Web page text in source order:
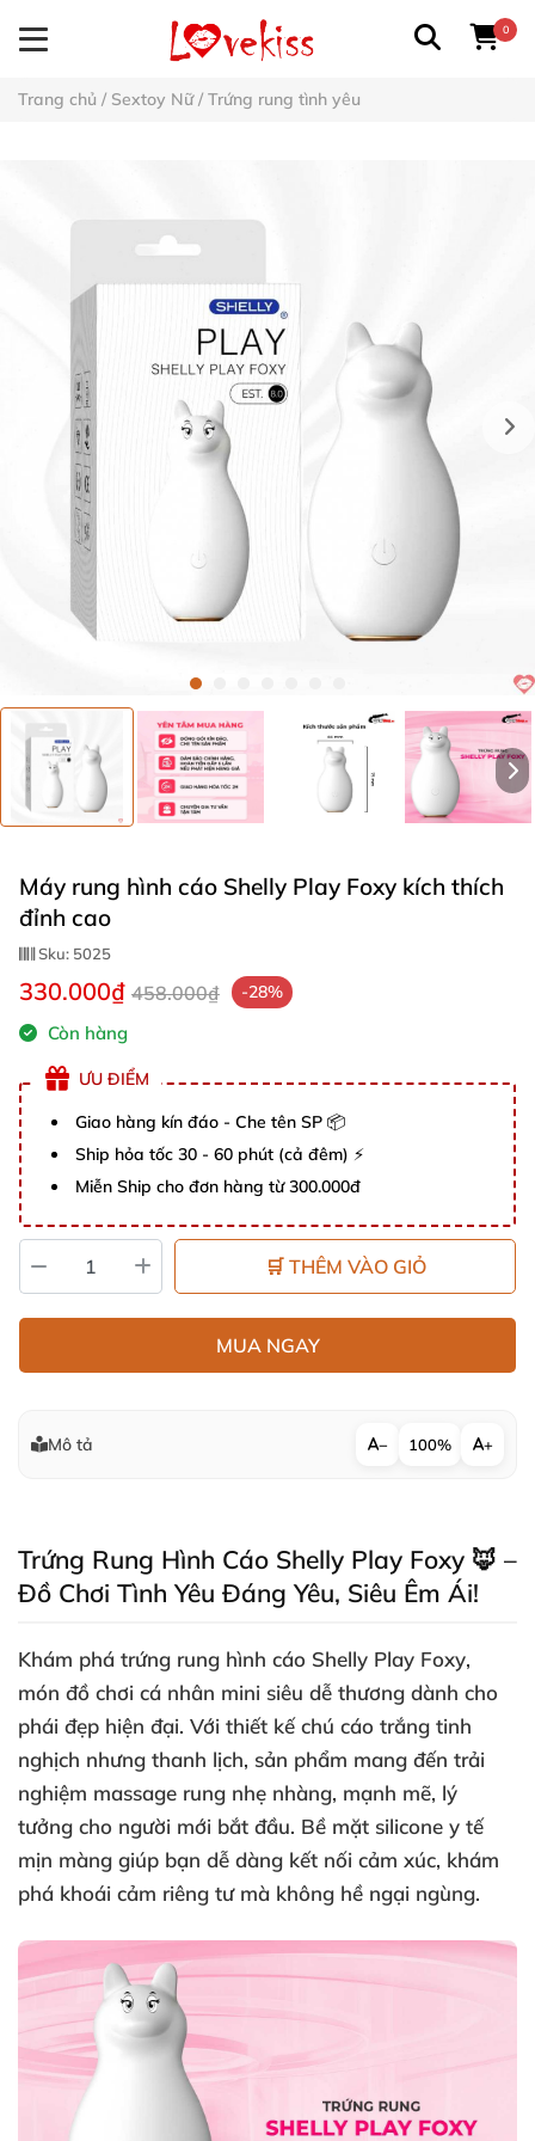
0
Trang chủ / Sextoy Nữ/ Trứng rung tình yêu
Máy rung hình cáo Shelly Play Foxy kích thích
đỉnh cao
Sku: 5025
330.000₫ 458.000₫ -28%
Còn hàng
ƯU ĐIỂM
Giao hàng kín đáo - Che tên SP 📦
Ship hỏa tốc 30 - 60 phút (cả đêm) ⚡
Miễn Ship cho đơn hàng từ 300.000đ
🛒 THÊM VÀO GIỎ
MUA NGAY
Mô tả − 100% +
Trứng Rung Hình Cáo Shelly Play Foxy 🦊 –
Đồ Chơi Tình Yêu Đáng Yêu, Siêu Êm Ái!
Khám phá trứng rung hình cáo Shelly Play Foxy,
món đồ chơi cá nhân mini siêu dễ thương dành cho
phái đẹp hiện đại. Với thiết kế chú cáo trắng tinh
nghịch nhưng thanh lịch, sản phẩm mang đến trải
nghiệm massage rung nhẹ nhàng, mạnh mẽ, lý
tưởng cho người mới bắt đầu. Bề mặt silicone y tế
mịn màng giúp bạn dễ dàng kết nối cảm xúc, khám
phá khoái cảm riêng tư mà không hề ngại ngùng.